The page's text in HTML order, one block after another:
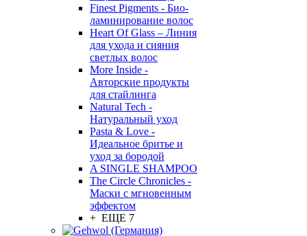
Finest Pigments - Био-
ламинирование волос
Heart Of Glass – Линия
для ухода и сияния
светлых волос
More Inside -
Авторские продукты
для стайлинга
Natural Tech -
Натуральный уход
Pasta & Love -
Идеальное бритье и
уход за бородой
A SINGLE SHAMPOO
The Circle Chronicles -
Маски с мгновенным
эффектом
+ ЕЩЕ 7